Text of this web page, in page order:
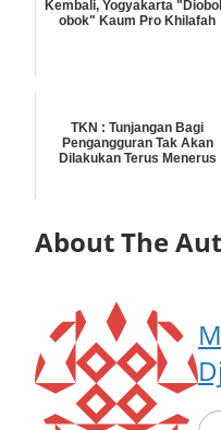
Kembali, Yogyakarta
obok" Kaum Pro Khilafah
TKN : Tunjangan Bagi
Pengangguran Tak Akan
Dilakukan Terus Menerus
About The